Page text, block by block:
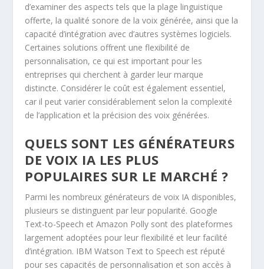
d’examiner des aspects tels que la plage linguistique
offerte, la qualité sonore de la voix générée, ainsi que la
capacité d’intégration avec d’autres systèmes logiciels.
Certaines solutions offrent une flexibilité de
personnalisation, ce qui est important pour les
entreprises qui cherchent à garder leur marque
distincte. Considérer le coût est également essentiel,
car il peut varier considérablement selon la complexité
de l’application et la précision des voix générées.
QUELS SONT LES GÉNÉRATEURS
DE VOIX IA LES PLUS
POPULAIRES SUR LE MARCHÉ ?
Parmi les nombreux générateurs de voix IA disponibles,
plusieurs se distinguent par leur popularité. Google
Text-to-Speech et Amazon Polly sont des plateformes
largement adoptées pour leur flexibilité et leur facilité
d’intégration. IBM Watson Text to Speech est réputé
pour ses capacités de personnalisation et son accès à